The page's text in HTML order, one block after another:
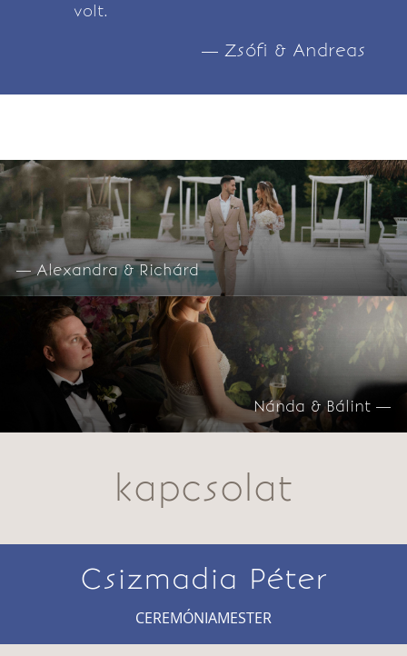
volt.
— Zsófi & Andreas
— Alexandra & Richárd
Nánda & Bálint —
kapcsolat
Csizmadia Péter
CEREMÓNIAMESTER